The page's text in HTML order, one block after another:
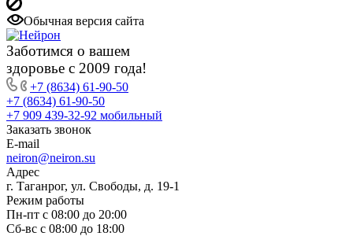
Обычная версия сайта
Заботимся о вашем
здоровье с 2009 года!
+7 (8634) 61-90-50
+7 (8634) 61-90-50
+7 909 439-32-92 мобильный
Заказать звонок
E-mail
neiron@neiron.su
Адрес
г. Таганрог, ул. Свободы, д. 19-1
Режим работы
Пн-пт с 08:00 до 20:00
Сб-вс с 08:00 до 18:00